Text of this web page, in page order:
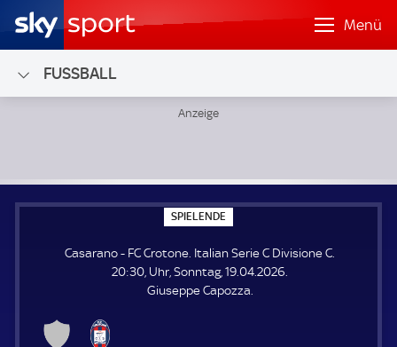
Menü
FUSSBALL
SPIELENDE
P
E
L
E
N
Casarano - FC Crotone. Italian Serie C Divisione C.
20:30, Uhr, Sonntag, 19.04.2026.
Giuseppe Capozza.